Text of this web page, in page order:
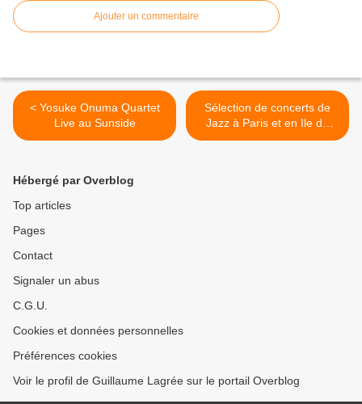
Ajouter un commentaire
< Yosuke Onuma Quartet
Live au Sunside
Sélection de concerts de
Jazz à Paris et en Ile de
France pour janvier 2018 >
Hébergé par Overblog
Top articles
Pages
Contact
Signaler un abus
C.G.U.
Cookies et données personnelles
Préférences cookies
Voir le profil de Guillaume Lagrée sur le portail Overblog